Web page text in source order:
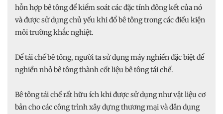
hỗn hợp bê tông để kiểm soát các đặc tính đông kết của nó
và được sử dụng chủ yếu khi đổ bê tông trong các điều kiện
môi trường khắc nghiệt.
Để tái chế bê tông, người ta sử dụng máy nghiền đặc biệt để
nghiền nhỏ bê tông thành cốt liệu bê tông tái chế.
Bê tông tái chế rất hữu ích khi được sử dụng như vật liệu cơ
bản cho các công trình xây dựng thương mại và dân dụng